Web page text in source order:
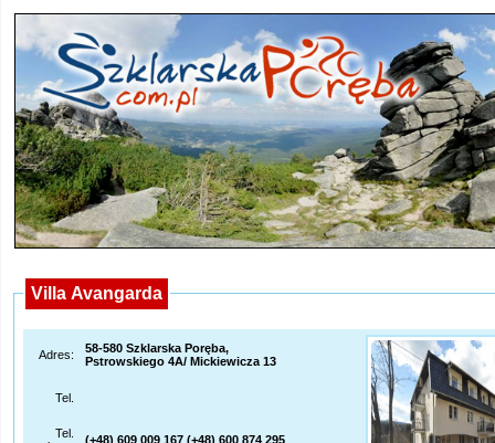
Villa Avangarda
Adres:
58-580 Szklarska Poręba,
Pstrowskiego 4A/ Mickiewicza 13
Tel.
Tel.
(+48) 609 009 167 (+48) 600 874 295